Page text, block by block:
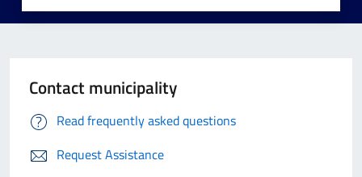
Contact municipality
Read frequently asked questions
Request Assistance